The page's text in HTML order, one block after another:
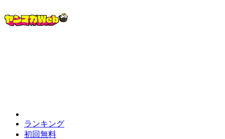
ランキング
初回無料